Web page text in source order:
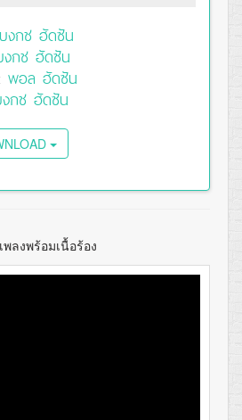
บงกช ฮัดซัน
งกช ฮัดซัน
:พอล ฮัดซัน
กช ฮัดซัน
เพลงพร้อมเนื้อร้อง